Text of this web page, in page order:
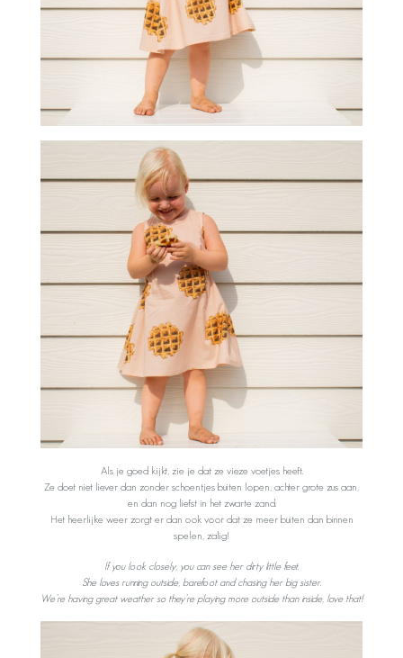
Als je goed kijkt, zie je dat ze vieze voetjes heeft.
Ze doet niet liever dan zonder schoentjes buiten lopen, achter grote zus aan,
en dan nog liefst in het zwarte zand.
Het heerlijke weer zorgt er dan ook voor dat ze meer buiten dan binnen
spelen, zalig!
If you look closely, you can see her dirty little feet.
She loves running outside, barefoot and chasing her big sister.
We’re having great weather so they’re playing more outside than inside, love that!